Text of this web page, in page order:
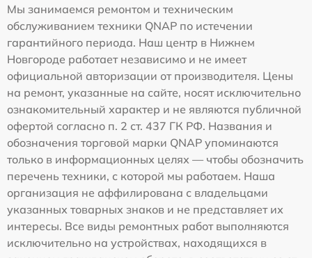
Мы занимаемся ремонтом и техническим
обслуживанием техники QNAP по истечении
гарантийного периода. Наш центр в Нижнем
Новгороде работает независимо и не имеет
официальной авторизации от производителя. Цены
на ремонт, указанные на сайте, носят исключительно
ознакомительный характер и не являются публичной
офертой согласно п. 2 ст. 437 ГК РФ. Названия и
обозначения торговой марки QNAP упоминаются
только в информационных целях — чтобы обозначить
перечень техники, с которой мы работаем. Наша
организация не аффилирована с владельцами
указанных товарных знаков и не представляет их
интересы. Все виды ремонтных работ выполняются
исключительно на устройствах, находящихся в